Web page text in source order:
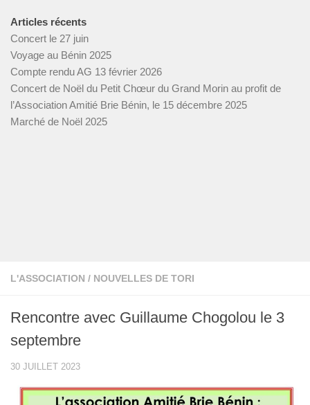
L'ASSOCIATION / NOUVELLES DE TORI
Rencontre avec Guillaume Chogolou le 3
septembre
30 JUILLET 2023
Articles récents
Concert le 27 juin
Voyage au Bénin 2025
Compte rendu AG 13 février 2026
Concert de Noël du Petit Chœur du Grand Morin au profit de
l’Association Amitié Brie Bénin, le 15 décembre 2025
Marché de Noël 2025